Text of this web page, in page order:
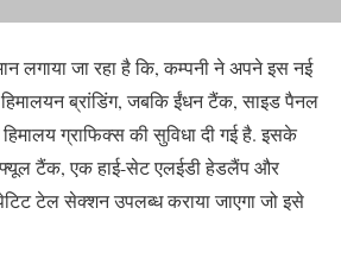
लगाया जा रहा है कि, कम्पनी ने अपने इस नई
ब्रांडिंग, जबकि ईंधन टैंक, साइड पैनल
ग्राफिक्स की सुविधा दी गई है. इसके
टैंक, एक हाई-सेट एलईडी हेडलैंप और
टेल सेक्शन उपलब्ध कराया जाएगा जो इसे